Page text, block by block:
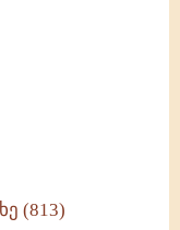
(813)